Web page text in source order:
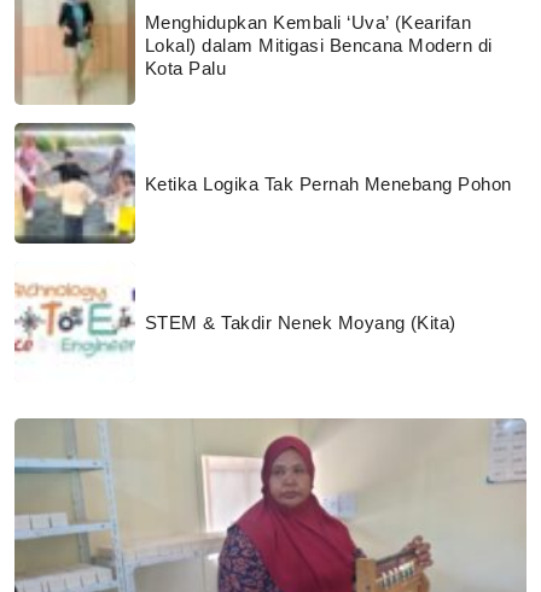
Menghidupkan Kembali ‘Uva’ (Kearifan
Lokal) dalam Mitigasi Bencana Modern di
Kota Palu
Ketika Logika Tak Pernah Menebang Pohon
STEM & Takdir Nenek Moyang (Kita)